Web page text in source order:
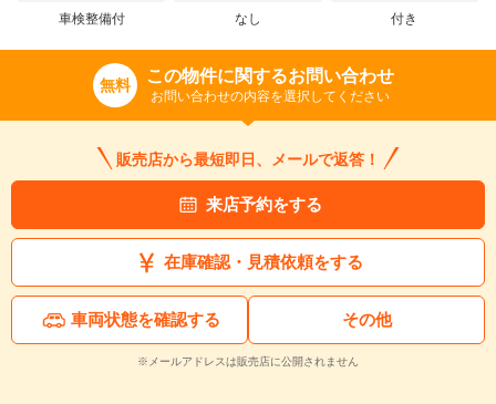
車検整備付
なし
付き
無料 この物件に関するお問い合わせ
お問い合わせの内容を選択してください
販売店から最短即日、メールで返答！
来店予約をする
在庫確認・見積依頼をする
車両状態を確認する その他
※メールアドレスは販売店に公開されません